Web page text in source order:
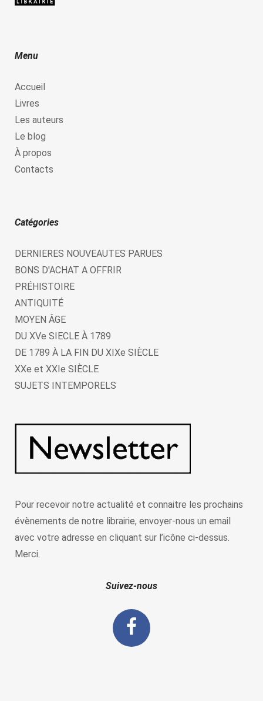
Menu
Accueil
Livres
Les auteurs
Le blog
À propos
Contacts
Catégories
DERNIERES NOUVEAUTES PARUES
BONS D'ACHAT A OFFRIR
PRÉHISTOIRE
ANTIQUITÉ
MOYEN ÂGE
DU XVe SIECLE À 1789
DE 1789 À LA FIN DU XIXe SIÈCLE
XXe et XXIe SIÈCLE
SUJETS INTEMPORELS
Pour recevoir notre actualité et connaitre les prochains
évènements de notre librairie, envoyer-nous un email
avec votre adresse en cliquant sur l’icône ci-dessus.
Merci.
Suivez-nous